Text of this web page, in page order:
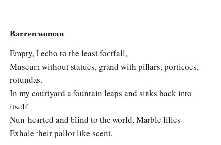
Barren woman
Empty, I echo to the least footfall,
Museum without statues, grand with pillars, porticoes,
rotundas.
In my courtyard a fountain leaps and sinks back into
itself,
Nun-hearted and blind to the world. Marble lilies
Exhale their pallor like scent.